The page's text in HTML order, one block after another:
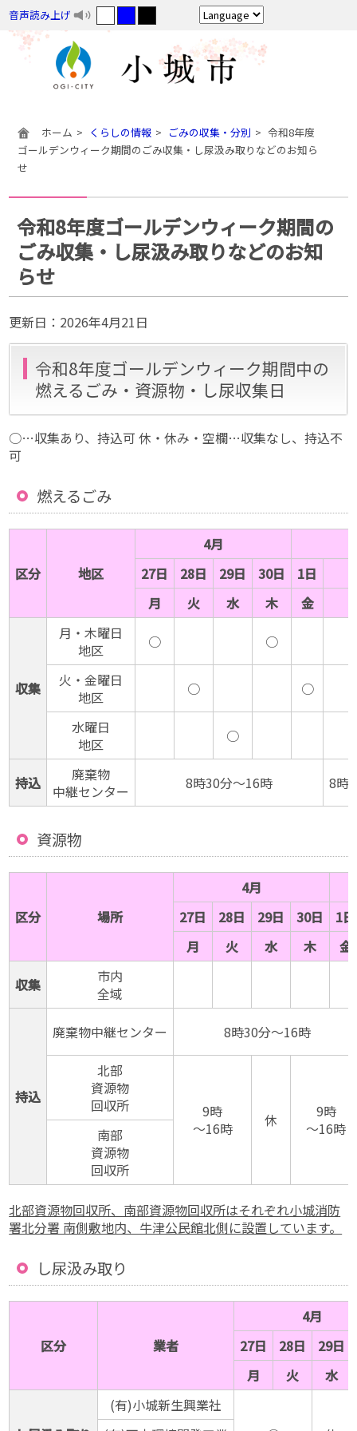
音声読み上げ
ホーム くらしの情報 ごみの収集・分別
令和8年度
ゴールデンウィーク期間のごみ収集・し尿汲み取りなどのお知ら
せ
令和8年度ゴールデンウィーク期間の
ごみ収集・し尿汲み取りなどのお知
らせ
更新日： 2026年4月21日
令和8年度ゴールデンウィーク期間中の
燃えるごみ・資源物・し尿収集日
○…収集あり、持込可 休・休み・空欄…収集なし、持込不
可
燃えるごみ
区分 地区
4月
27日
28日 29日 30日
1日
月
火 水 木 金
収集
月・木曜日
地区
○
○
火・金曜日
地区
○
○
水曜日
地区
○
持込
廃棄物
中継センター
8時30分〜16時 8時
資源物
区分 場所
4月
27日
28日 29日 30日
1日
月
火 水 木
金
収集
市内
全域
持込
廃棄物中継センター
8時30分〜16時
北部
資源物
回収所
9時
〜16時
休
9時
〜16時
南部
資源物
回収所
北部資源物回収所、南部資源物回収所はそれぞれ小城消防
署北分署 南側敷地内、牛津公民館北側に設置しています。
し尿汲み取り
区分 業者
4月
27日
28日
29日
月
火 水
(有)小城新生興業社